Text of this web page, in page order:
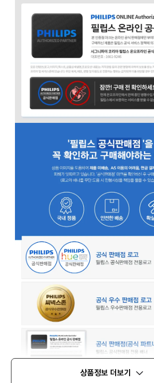
상품정보 더보기